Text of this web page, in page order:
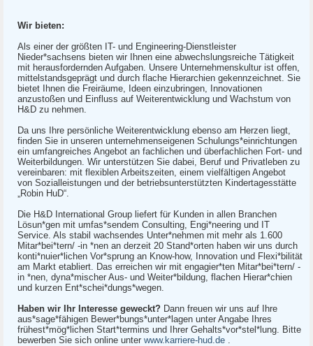
Wir bieten:
Als einer der größten IT- und Engineering-Dienstleister
Nieder*sachsens bieten wir Ihnen eine abwechslungsreiche Tätigkeit
mit herausfordernden Aufgaben. Unsere Unternehmenskultur ist offen,
mittelstandsgeprägt und durch flache Hierarchien gekennzeichnet. Sie
bietet Ihnen die Freiräume, Ideen einzubringen, Innovationen
anzustoßen und Einfluss auf Weiterentwicklung und Wachstum von
H&D zu nehmen.
Da uns Ihre persönliche Weiterentwicklung ebenso am Herzen liegt,
finden Sie in unseren unternehmenseigenen Schulungs*einrichtungen
ein umfangreiches Angebot an fachlichen und überfachlichen Fort- und
Weiterbildungen. Wir unterstützen Sie dabei, Beruf und Privatleben zu
vereinbaren: mit flexiblen Arbeitszeiten, einem vielfältigen Angebot
von Sozialleistungen und der betriebsunterstützten Kindertagesstätte
„Robin HuD“.
Die H&D International Group liefert für Kunden in allen Branchen
Lösun*gen mit umfas*sendem Consulting, Engi*neering und IT
Service. Als stabil wachsendes Unter*nehmen mit mehr als 1.600
Mitar*bei*tern/ -in *nen an derzeit 20 Stand*orten haben wir uns durch
konti*nuier*lichen Vor*sprung an Know-how, Innovation und Flexi*bilität
am Markt etabliert. Das erreichen wir mit engagier*ten Mitar*bei*tern/ -
in *nen, dyna*mischer Aus- und Weiter*bildung, flachen Hierar*chien
und kurzen Ent*schei*dungs*wegen.
Haben wir Ihr Interesse geweckt? Dann freuen wir uns auf Ihre
aus*sage*fähigen Bewer*bungs*unter*lagen unter Angabe Ihres
frühest*mög*lichen Start*termins und Ihrer Gehalts*vor*stel*lung. Bitte
bewerben Sie sich online unter www.karriere-hud.de .